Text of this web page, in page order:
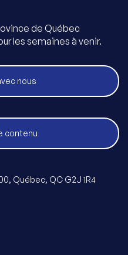
de Québec
les semaines à venir.
nous
contenu
Québec, QC G2J 1R4